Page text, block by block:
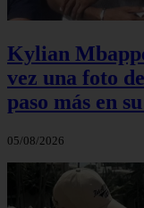
Kylian
vez una foto
paso más en
05/08/2026